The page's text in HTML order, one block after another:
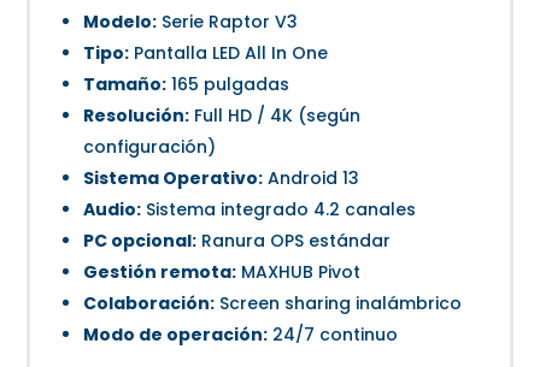
Modelo: Serie Raptor V3
Tipo: Pantalla LED All In One
Tamaño: 165 pulgadas
Resolución: Full HD / 4K (según
configuración)
Sistema Operativo: Android 13
Audio: Sistema integrado 4.2 canales
PC opcional: Ranura OPS estándar
Gestión remota: MAXHUB Pivot
Colaboración: Screen sharing inalámbrico
Modo de operación: 24/7 continuo